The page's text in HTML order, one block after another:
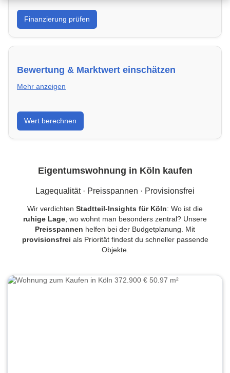
Was kannst du dir leisten? Banken in Köln & Kredite
vergleichen und Förderprogramme optimal nutzen.
Finanzierung prüfen
Bewertung & Marktwert einschätzen
Mehr anzeigen
Kaufpreis einordnen, Vergleichsobjekte in Köln
verstehen und Risiken minimieren – kompakt erklärt.
Wert berechnen
Eigentumswohnung in Köln kaufen
Lagequalität · Preisspannen · Provisionsfrei
Wir verdichten Stadtteil-Insights für Köln: Wo ist die
ruhige Lage, wo wohnt man besonders zentral? Unsere
Preisspannen helfen bei der Budgetplanung. Mit
provisionsfrei als Priorität findest du schneller passende
Objekte.